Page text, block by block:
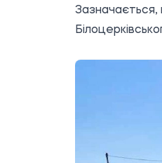
Зазначається,